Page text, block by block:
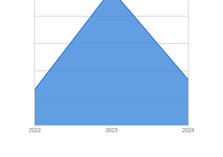
2022 2023 2024